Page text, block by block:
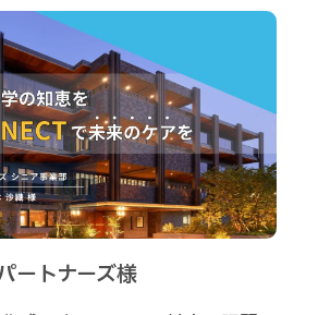
ートナーズ様